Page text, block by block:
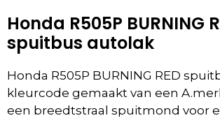
Honda R505P BURNING
spuitbus autolak
Honda R505P BURNING RED
kleurcode gemaakt van een
een breedtstraal spuitmond voor